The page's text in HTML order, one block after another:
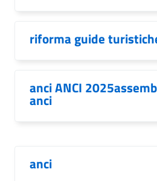
riforma guide
anci ANCI
anci
anci